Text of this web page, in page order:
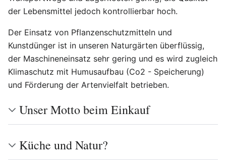
der Lebensmittel jedoch kontrollierbar hoch.
Der Einsatz von Pflanzenschutzmitteln und
Kunstdünger ist in unseren Naturgärten überflüssig,
der Maschineneinsatz sehr gering und es wird zugleich
Klimaschutz mit Humusaufbau (Co2 - Speicherung)
und Förderung der Artenvielfalt betrieben.
Unser Motto beim Einkauf
Küche und Natur?